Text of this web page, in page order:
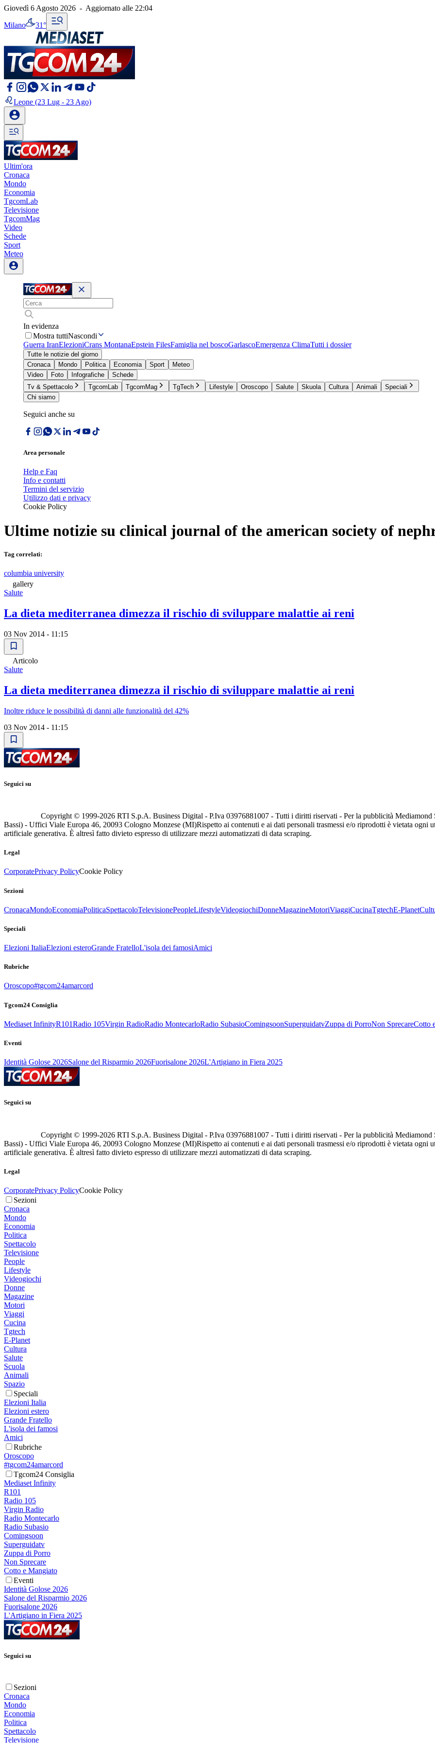
Giovedì 6 Agosto 2026 - Aggiornato alle 22:04
Milano 31°
Leone (23 Lug - 23 Ago)
Ultim'ora
Cronaca
Mondo
Economia
TgcomLab
Televisione
TgcomMag
Video
Schede
Sport
Meteo
In evidenza
Mostra tuttiNascondi
Guerra IranElezioniCrans MontanaEpstein FilesFamiglia nel boscoGarlascoEmergenza ClimaTutti i dossier
Tutte le notizie del giorno
Cronaca
Mondo Politica Economia Sport
Meteo
Video
Foto Infografiche
Schede
Tv & Spettacolo
TgcomLab TgcomMag TgTech Lifestyle Oroscopo Salute Skuola Cultura Animali
Speciali
Chi siamo
Seguici anche su
Area personale
Help e Faq
Info e contatti
Termini del servizio
Utilizzo dati e privacy
Cookie Policy
Ultime notizie su clinical journal of the american society of
Tag correlati:
columbia university
gallery
Salute
La dieta mediterranea dimezza il rischio di sviluppare malattie ai reni
03 Nov 2014 - 11:15
Articolo
Salute
La dieta mediterranea dimezza il rischio di sviluppare malattie ai reni
Inoltre riduce le possibilità di danni alle funzionalità del 42%
03 Nov 2014 - 11:15
Seguici su
Copyright © 1999-2026 RTI S.p.A. Business Digital - P.Iva 03976881007 - Tutti i diritti riservati - Per la pubblicità
Bassi) - Uffici Viale Europa 46, 20093 Cologno Monzese (MI)Rispetto ai contenuti e ai dati personali trasmessi e/o riprodotti è vietata ogni
artificiale generativa. È altresì fatto divieto espresso di utilizzare mezzi automatizzati di data scraping.
Legal
CorporatePrivacy PolicyCookie Policy
Sezioni
CronacaMondoEconomiaPoliticaSpettacoloTelevisionePeopleLifestyleVideogiochiDonneMagazineMotoriViaggiCucinaTgtechE-Planet
Speciali
Elezioni ItaliaElezioni esteroGrande FratelloL'isola dei famosiAmici
Rubriche
Oroscopo#tgcom24amarcord
Tgcom24 Consiglia
Mediaset InfinityR101Radio 105Virgin RadioRadio MontecarloRadio SubasioComingsoonSuperguidatvZuppa di PorroNon SprecareCotto
Eventi
Identità Golose 2026Salone del Risparmio 2026Fuorisalone 2026L'Artigiano in Fiera 2025
Seguici su
Copyright © 1999-2026 RTI S.p.A. Business Digital - P.Iva 03976881007 - Tutti i diritti riservati - Per la pubblicità
Bassi) - Uffici Viale Europa 46, 20093 Cologno Monzese (MI)Rispetto ai contenuti e ai dati personali trasmessi e/o riprodotti è vietata ogni
artificiale generativa. È altresì fatto divieto espresso di utilizzare mezzi automatizzati di data scraping.
Legal
CorporatePrivacy PolicyCookie Policy
Sezioni
Cronaca
Mondo
Economia
Politica
Spettacolo
Televisione
People
Lifestyle
Videogiochi
Donne
Magazine
Motori
Viaggi
Cucina
Tgtech
E-Planet
Cultura
Salute
Scuola
Animali
Spazio
Speciali
Elezioni Italia
Elezioni estero
Grande Fratello
L'isola dei famosi
Amici
Rubriche
Oroscopo
#tgcom24amarcord
Tgcom24 Consiglia
Mediaset Infinity
R101
Radio 105
Virgin Radio
Radio Montecarlo
Radio Subasio
Comingsoon
Superguidatv
Zuppa di Porro
Non Sprecare
Cotto e Mangiato
Eventi
Identità Golose 2026
Salone del Risparmio 2026
Fuorisalone 2026
L'Artigiano in Fiera 2025
Seguici su
Sezioni
Cronaca
Mondo
Economia
Politica
Spettacolo
Televisione